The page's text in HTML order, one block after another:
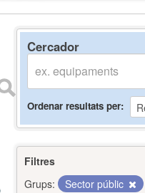
Cercador
Ordenar resultats per
Filtres
Grups:
Sector públic